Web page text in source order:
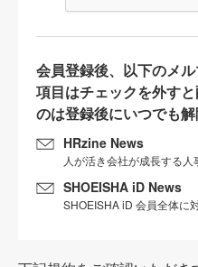
会員登録後、以下のメ
項目はチェックを外す
のは登録後にいつでも解
HRzine News
人が活き会社が成長する
SHOEISHA iD News
SHOEISHA iD 会員全体に